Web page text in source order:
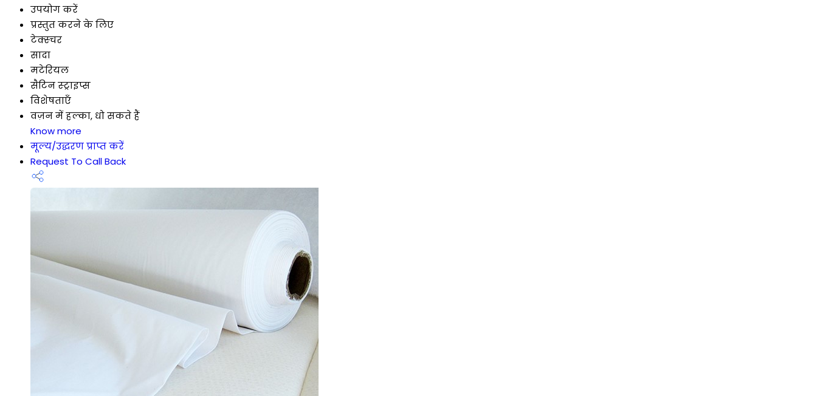
उपयोग करें
प्रस्तुत करने के लिए
टेक्स्चर
सादा
मटेरियल
सैटिन स्ट्राइप्स
विशेषताएँ
वज़न में हल्का, धो सकते हैं
Know more
मूल्य/उद्धरण प्राप्त करें
Request To Call Back